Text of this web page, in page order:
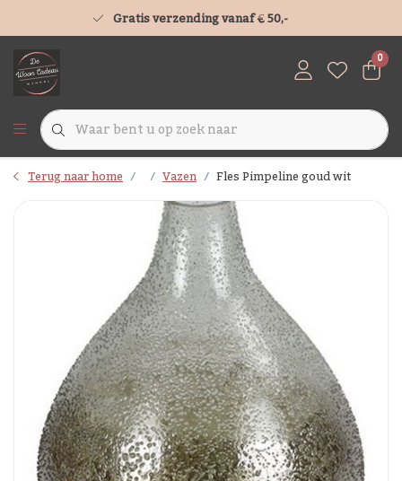
Gratis verzending vanaf € 50,-
0
Terug naar home Vazen Fles Pimpeline goud wit